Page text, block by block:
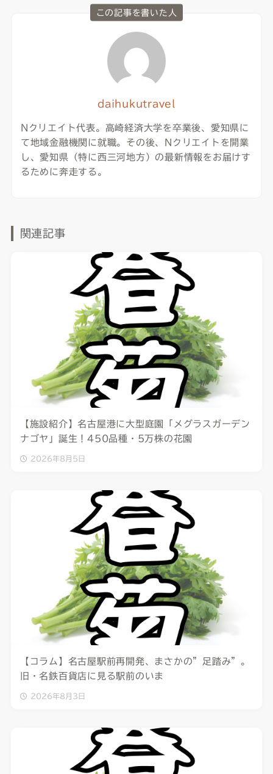
この記事を書いた人
daihukutravel
Nクリエイト代表。高崎経済大学を卒業後、愛知県に
て地域金融機関に就職。その後、Nクリエイトを開業
し、愛知県（特に西三河地方）の最新情報をお届けす
るために奔走する。
関連記事
【施設紹介】名古屋港に大型庭園「メグラスガーデン
ナゴヤ」誕生！450品種・5万株の花園
2026年8月5日
【コラム】名古屋駅前再開発、まさかの”足踏み”。
旧・名鉄百貨店に見る駅前のいま
2026年8月3日